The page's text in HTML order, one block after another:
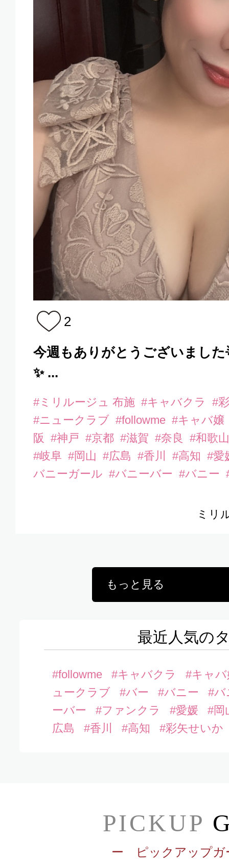
2
今週もありがとうございました
✨ ...
#ミリルージュ 布施 #キャバクラ
#
#ニュークラブ #followme #キャバ嬢
阪 #神戸 #京都 #滋賀 #奈良
#和歌
#岐阜 #岡山 #広島 #香川 #高知 #愛
バニーガール #バニーバー #バニー
ミリ
もっと見る
最近人気の
#followme #キャバクラ
#キャ
ュークラブ
#バー #バニー
#バ
ーバー
#ファンクラ #愛媛
#岡
広島
#香川 #高知 #彩矢せいか
PICKUP
ー ピックアップ